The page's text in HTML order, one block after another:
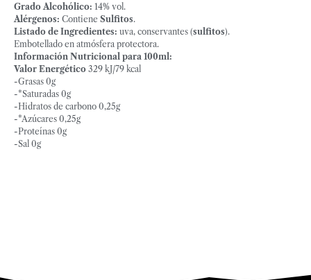
Grado Alcohólico: 14% vol.
Alérgenos: Contiene Sulfitos.
Listado de Ingredientes: uva, conservantes (sulfitos).
Embotellado en atmósfera protectora.
Información Nutricional para 100ml:
Valor Energético 329 kJ/79 kcal
-Grasas 0g
-*Saturadas 0g
-Hidratos de carbono 0,25g
-*Azúcares 0,25g
-Proteínas 0g
-Sal 0g